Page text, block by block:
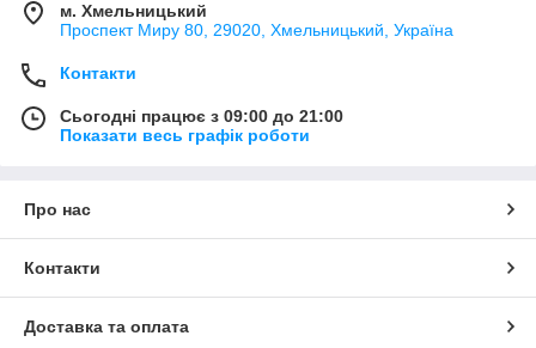
м. Хмельницький
Проспект Миру 80, 29020, Хмельницький, Україна
Контакти
Сьогодні працює з 09:00 до 21:00
Показати весь графік роботи
Про нас
Контакти
Доставка та оплата